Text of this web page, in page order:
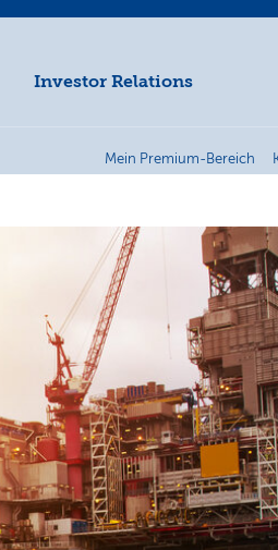
Investor Relations
Mein Premium-Bereich